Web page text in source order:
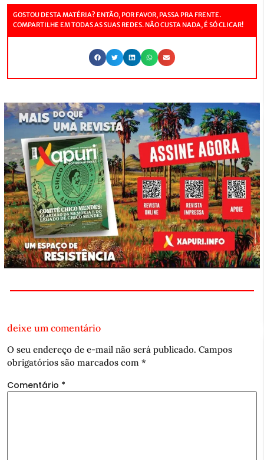
GOSTOU DESTA MATÉRIA? ENTÃO, POR FAVOR, PASSA PRA FRENTE.
COMPARTILHE EM TODAS AS SUAS REDES. NÃO CUSTA NADA, É SÓ CLICAR!
deixe um comentário
O seu endereço de e-mail não será publicado. Campos
obrigatórios são marcados com *
Comentário *